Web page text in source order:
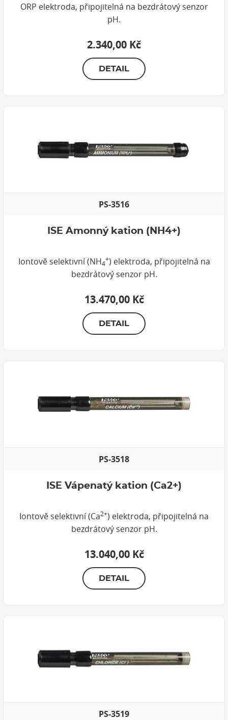
ORP elektroda, připojitelná na bezdrátový senzor
pH.
2.340,00 Kč
DETAIL
PS-3516
ISE Amonný kation (NH4+)
Iontově selektivní (NH4
+) elektroda, připojitelná na
bezdrátový senzor pH.
13.470,00 Kč
DETAIL
PS-3518
ISE Vápenatý kation (Ca2+)
Iontově selektivní (Ca2+) elektroda, připojitelná na
bezdrátový senzor pH.
13.040,00 Kč
DETAIL
PS-3519